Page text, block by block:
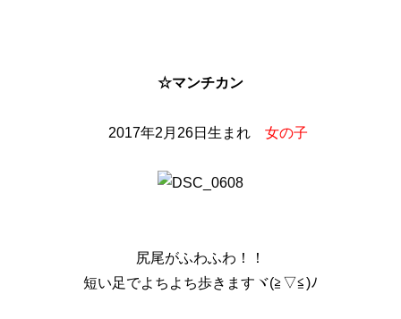
☆マンチカン
2017年2月26日生まれ 女の子
尻尾がふわふわ！！
短い足でよちよち歩きますヾ(≧▽≦)ﾉ